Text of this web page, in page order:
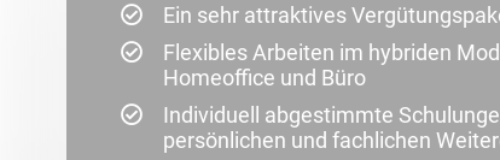
Ein sehr attraktives
Flexibles Arbeiten im hybriden
Homeoffice und Büro
Individuell abgestimmte
persönlichen und fachlichen